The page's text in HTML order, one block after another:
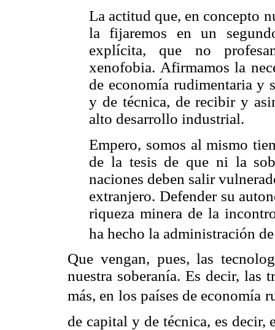
La actitud que, en concepto
la fijaremos en un
explícita, que no
xenofobia. Afirmamos la
de economía rudimentaria y
y de técnica, de recibir y
alto desarrollo industrial.
Empero, somos al mismo
de la tesis de que ni la
naciones deben salir
extranjero. Defender su
riqueza minera de la
ha hecho la administración
Que vengan, pues, las
nuestra soberanía. Es decir, las
más, en los países de
de capital y de técnica, es